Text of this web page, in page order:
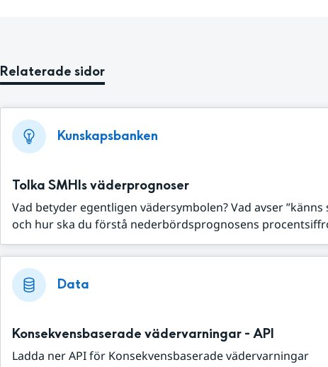
Relaterade sidor
Kunskapsbanken
Tolka SMHIs väderprognoser
Vad betyder egentligen vädersymbolen? Vad avser
och hur ska du förstå nederbördsprognosens
Data
Konsekvensbaserade vädervarningar - API
Ladda ner API för Konsekvensbaserade vädervarningar